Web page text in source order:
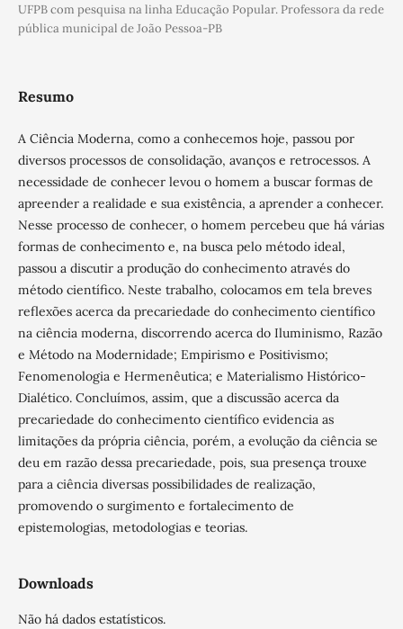
UFPB com pesquisa na linha Educação Popular. Professora da rede
pública municipal de João Pessoa-PB
Resumo
A Ciência Moderna, como a conhecemos hoje, passou por
diversos processos de consolidação, avanços e retrocessos. A
necessidade de conhecer levou o homem a buscar formas de
apreender a realidade e sua existência, a aprender a conhecer.
Nesse processo de conhecer, o homem percebeu que há várias
formas de conhecimento e, na busca pelo método ideal,
passou a discutir a produção do conhecimento através do
método científico. Neste trabalho, colocamos em tela breves
reflexões acerca da precariedade do conhecimento científico
na ciência moderna, discorrendo acerca do Iluminismo, Razão
e Método na Modernidade; Empirismo e Positivismo;
Fenomenologia e Hermenêutica; e Materialismo Histórico-
Dialético. Concluímos, assim, que a discussão acerca da
precariedade do conhecimento científico evidencia as
limitações da própria ciência, porém, a evolução da ciência se
deu em razão dessa precariedade, pois, sua presença trouxe
para a ciência diversas possibilidades de realização,
promovendo o surgimento e fortalecimento de
epistemologias, metodologias e teorias.
Downloads
Não há dados estatísticos.